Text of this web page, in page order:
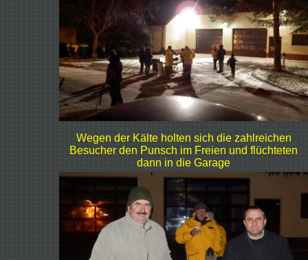
Wegen der Kälte holten sich die zahlreichen
Besucher den Punsch im Freien und flüchteten
dann in die Garage